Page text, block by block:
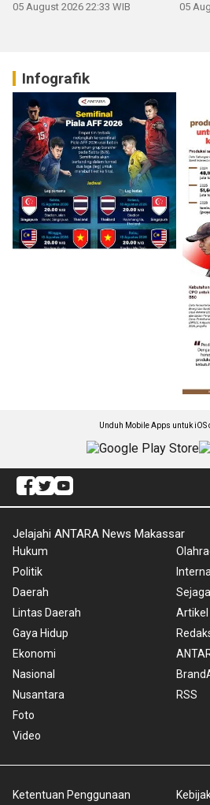
05 August 2026 22:33 WIB 05
Infografik
Unduh Mobile Apps untuk iOS
Jelajahi ANTARA News Makassar
Hukum
Politik
Daerah
Lintas Daerah
Gaya Hidup
Ekonomi
Nasional
Nusantara
Foto
Video
Artikel
RSS
Ketentuan Penggunaan